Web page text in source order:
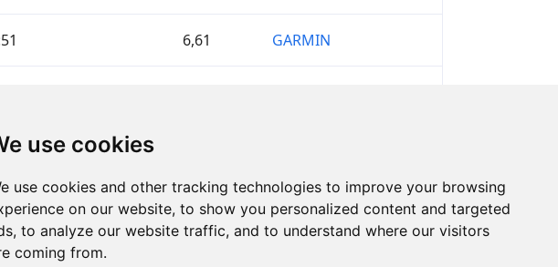
use cookies
use cookies and other tracking technologies to improve your browsing
on our website, to show you personalized content and targeted
to analyze our website traffic, and to understand where our visitors
coming from.
6,61 GARMIN